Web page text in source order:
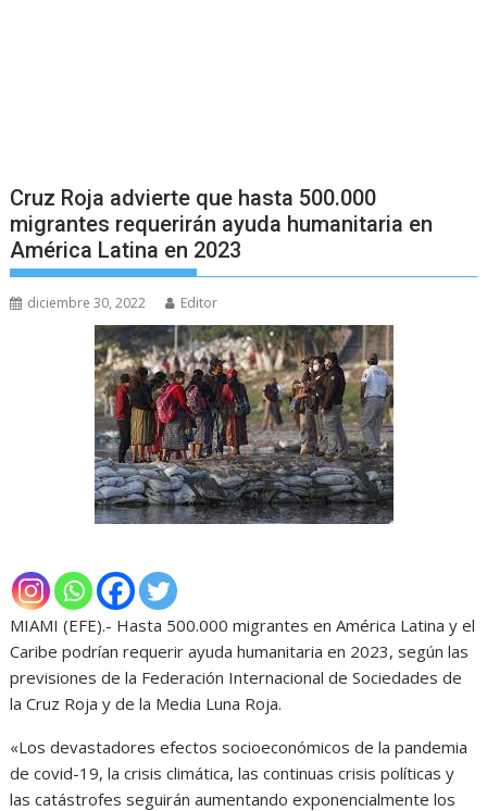
Cruz Roja advierte que hasta 500.000
migrantes requerirán ayuda humanitaria en
América Latina en 2023
diciembre 30, 2022 Editor
MIAMI (EFE).- Hasta 500.000 migrantes en América Latina y el
Caribe podrían requerir ayuda humanitaria en 2023, según las
previsiones de la Federación Internacional de Sociedades de
la Cruz Roja y de la Media Luna Roja.
«Los devastadores efectos socioeconómicos de la pandemia
de covid-19, la crisis climática, las continuas crisis políticas y
las catástrofes seguirán aumentando exponencialmente los